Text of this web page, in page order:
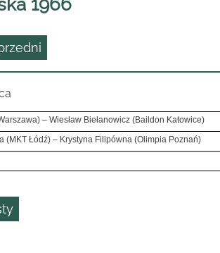
1966
– Wiesław Biełanowicz (Baildon Katowice)
(MKT Łódź) – Krystyna Filipówna (Olimpia Poznań)